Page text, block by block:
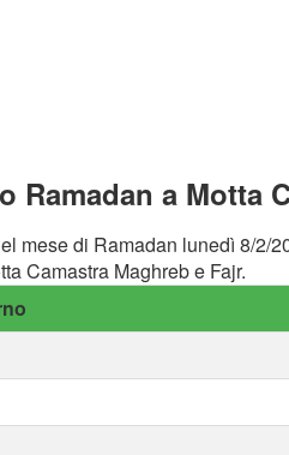
Ramadan a Motta
mese di Ramadan lunedì 8/2/
Camastra Maghreb e Fajr.